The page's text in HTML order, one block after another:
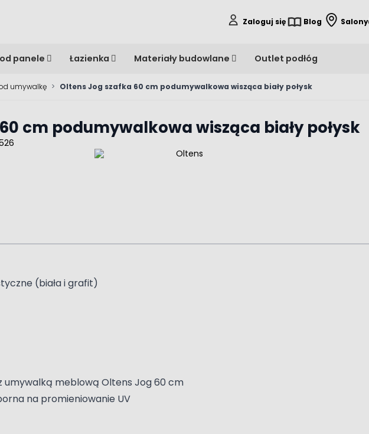
Zaloguj się Blog Salony
panele Łazienka Materiały budowlane Outlet podłóg
umywalkę > Oltens Jog szafka 60 cm podumywalkowa wisząca biały połysk
cm podumywalkowa wisząca biały połysk
(biała i grafit)
umywalką meblową Oltens Jog 60 cm
na promieniowanie UV